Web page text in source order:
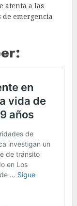
atenta a las
emergencia